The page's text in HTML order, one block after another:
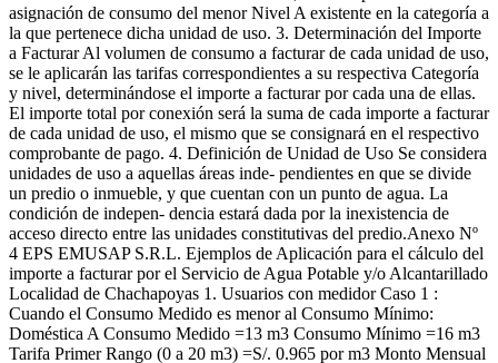
asignación de consumo del menor Nivel A existente en la categoría a
la que pertenece dicha unidad de uso. 3. Determinación del Importe
a Facturar Al volumen de consumo a facturar de cada unidad de uso,
se le aplicarán las tarifas correspondientes a su respectiva Categoría
y nivel, determinándose el importe a facturar por cada una de ellas.
El importe total por conexión será la suma de cada importe a facturar
de cada unidad de uso, el mismo que se consignará en el respectivo
comprobante de pago. 4. Definición de Unidad de Uso Se considera
unidades de uso a aquellas áreas inde- pendientes en que se divide
un predio o inmueble, y que cuentan con un punto de agua. La
condición de indepen- dencia estará dada por la inexistencia de
acceso directo entre las unidades constitutivas del predio.Anexo Nº
4 EPS EMUSAP S.R.L. Ejemplos de Aplicación para el cálculo del
importe a facturar por el Servicio de Agua Potable y/o Alcantarillado
Localidad de Chachapoyas 1. Usuarios con medidor Caso 1 :
Cuando el Consumo Medido es menor al Consumo Mínimo:
Doméstica A Consumo Medido =13 m3 Consumo Mínimo =16 m3
Tarifa Primer Rango (0 a 20 m3) =S/. 0.965 por m3 Monto Mensual